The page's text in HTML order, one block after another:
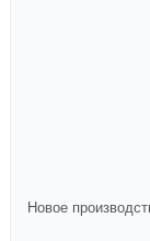
Новое